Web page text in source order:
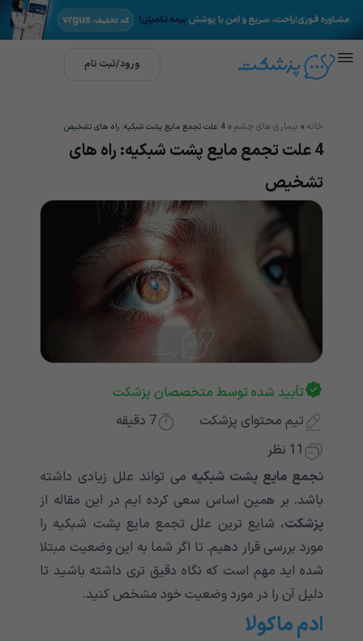
ورود/ثبت نام
خانه » بیماری های چشم » 4 علت تجمع مایع پشت شبکیه: راه های تشخیص
4 علت تجمع مایع پشت شبکیه: راه های
تشخیص
تأیید شده توسط متخصصان پزشکت
تیم محتوای پزشکت
7 دقیقه
11 نظر
تجمع مایع پشت شبکیه می تواند علل زیادی داشته
باشد. بر همین اساس سعی کرده ایم در این مقاله از
پزشکت، شایع ترین علل تجمع مایع پشت شبکیه را
مورد بررسی قرار دهیم. تا اگر شما به این وضعیت مبتلا
شده اید مهم است که نگاه دقیق تری داشته باشید تا
دلیل آن را در مورد وضعیت خود مشخص کنید.
ادم ماکولا